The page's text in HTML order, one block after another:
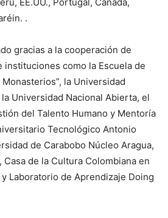
.
gracias a la cooperación de
como la Escuela de
la Universidad
Universidad Nacional Abierta, el
del Talento Humano y Mentoría
Tecnológico Antonio
de Carabobo Núcleo Aragua,
Casa de la Cultura Colombiana en
Laboratorio de Aprendizaje Doing